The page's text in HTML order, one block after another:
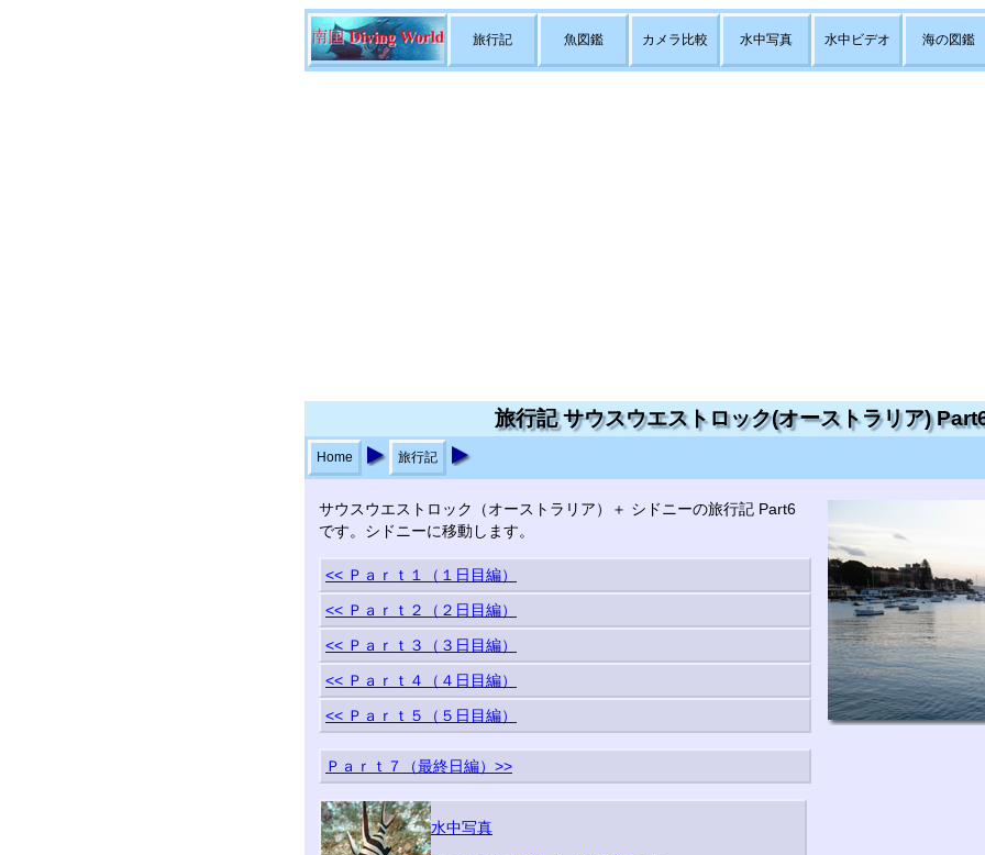
旅行記 魚図鑑 カメラ比較 水中写真 水中ビデオ 海の図鑑
旅行記 サウスウエストロック(オーストラリア)
Home 旅行記
サウスウエストロック（オーストラリア）＋ シドニーの旅行記 Part6
です。シドニーに移動します。
<< Ｐａｒｔ１（１日目編）
<< Ｐａｒｔ２（２日目編）
<< Ｐａｒｔ３（３日目編）
<< Ｐａｒｔ４（４日目編）
<< Ｐａｒｔ５（５日目編）
Ｐａｒｔ７（最終日編）>>
水中写真